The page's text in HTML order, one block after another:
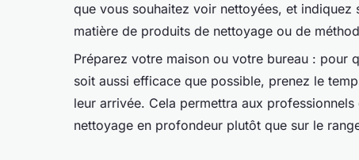
que vous souhaitez voir nettoyées, et indiquez
matière de produits de nettoyage ou de
Préparez votre maison ou votre bureau : pour
soit aussi efficace que possible, prenez le
leur arrivée. Cela permettra aux
nettoyage en profondeur plutôt que sur le